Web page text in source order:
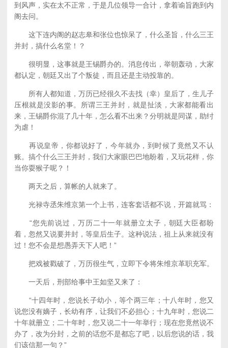
到风声，实在太不正常，于是几位领导一合计，拿着谕旨跑到内
阁去问。
这下连内阁的赵志皋和张位也惊呆了，什么圣旨，什么三王
并封，搞什么名堂！？
很明显，这事就是王锡爵办的。消息传出，举朝轰动，大家
都认定，朝廷又出了个叛徒，而且还是主动投靠的。
所有人都知道，万历已经很久不去找（幸）皇后了，生儿子
压根就是没影的事。所谓三王并封，就是扯淡，大家都能看出
来，王锡爵你混了几十年，怎么看不出来？分明就是同谋，助纣
为虐！
再说皇帝，你都说好了，今年就办，到时候了竟然又不认
账。搞个什么三王并封，我们大家眼巴巴地盼着，又玩花样，你
当你耍猴子呢？！
两天之后，算帐的人就来了。
光禄寺丞朱维京第一个上书，连客套话都不说，开篇就骂：
“您先前说过，万历二十一年就册立太子，朝廷大臣都盼
着，忽然又说要并封，等皇后生子。这种说法，祖上从来就没有
过！您不会是想愚弄天下人吧！”
把戏被戳破了，万历很生气，立即下令将朱维京革职充军。
一天后，刑部给事中王如坚又来了：
“十四年时，您说长子幼小，等个两三年；十八年时，您又
说您没有嫡子，长幼有序，让我们不必担心；十九年时，您说二
十年就册立；二十年时，您又说二十一年举行；现在您竟然说不
办了，改为分封，之前的话您不是都忘了吧，以后您说的话，我
们该信那一句？”